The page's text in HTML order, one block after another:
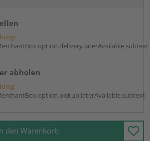
abholen
den Warenkorb